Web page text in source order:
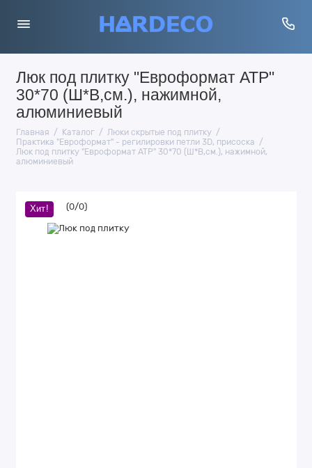
Люк под плитку "Евроформат АТР"
30*70 (Ш*В,см.), нажимной,
алюминиевый
Главная Каталог
Люки скрытые под плитку
Практика "Евроформат" - регилировки петли 3D, присоска
Люк под плитку "Евроформат АТР" 30*70 (Ш*В,см.), нажимной,
алюминиевый
Хит! (0/0)